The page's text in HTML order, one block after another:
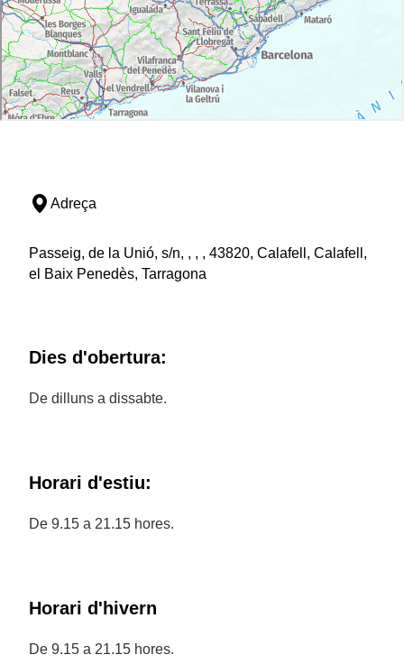
Adreça
Passeig, de la Unió, s/n, , , , 43820, Calafell, Calafell,
el Baix Penedès, Tarragona
Dies d'obertura:
De dilluns a dissabte.
Horari d'estiu:
De 9.15 a 21.15 hores.
Horari d'hivern
De 9.15 a 21.15 hores.